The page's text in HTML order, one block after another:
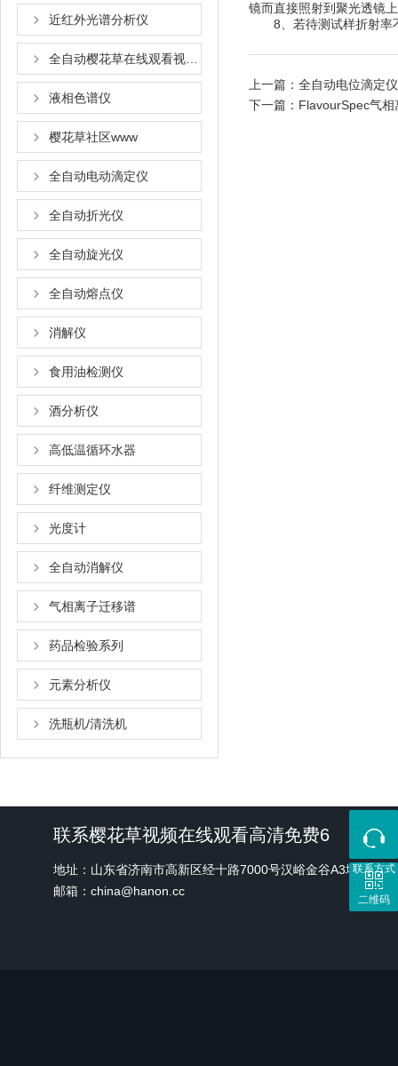
近红外光谱分析仪
液相色谱仪
樱花草社区www
全自动电动滴定仪
全自动折光仪
全自动旋光仪
全自动熔点仪
消解仪
食用油检测仪
酒分析仪
高低温循环水器
纤维测定仪
光度计
全自动消解仪
气相离子迁移谱
药品检验系列
元素分析仪
洗瓶机/清洗机
镜而直接照射到聚光透镜上
8、若待测试样折射率不
上一篇： 全自动电位滴定
下一篇： FlavourSpec气
联系樱花草视频在线观看高清免费6
地址：山东省济南市高新区经十路7000号汉峪金谷A3地块1号
邮箱：china@hanon.cc
联系方式
二维码